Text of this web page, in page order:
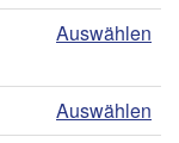
Auswählen
Auswählen